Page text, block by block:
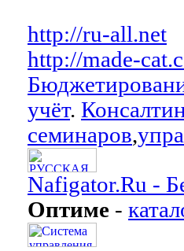
http://ru-all.net
http://made-
учёт.
семинаров,
Nafigator.Ru -
Оптиме -